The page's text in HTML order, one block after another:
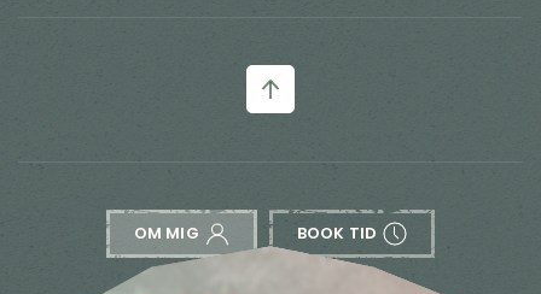
OM MIG BOOK TID